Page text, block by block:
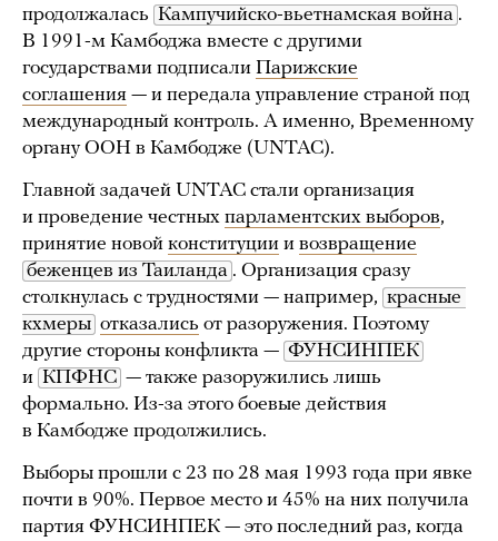
продолжалась Кампучийско-вьетнамская война .
В 1991-м Камбоджа вместе с другими
государствами подписали Парижские
соглашения — и передала управление страной под
международный контроль. А именно, Временному
органу ООН в Камбодже (UNTAC).
Главной задачей UNTAC стали организация
и проведение честных парламентских выборов,
принятие новой конституции и возвращение
беженцев из Таиланда . Организация сразу
столкнулась с трудностями — например, красные
кхмеры отказались от разоружения. Поэтому
другие стороны конфликта — ФУНСИНПЕК
и КПФНС — также разоружились лишь
формально. Из-за этого боевые действия
в Камбодже продолжились.
Выборы прошли с 23 по 28 мая 1993 года при явке
почти в 90%. Первое место и 45% на них получила
партия ФУНСИНПЕК — это последний раз, когда